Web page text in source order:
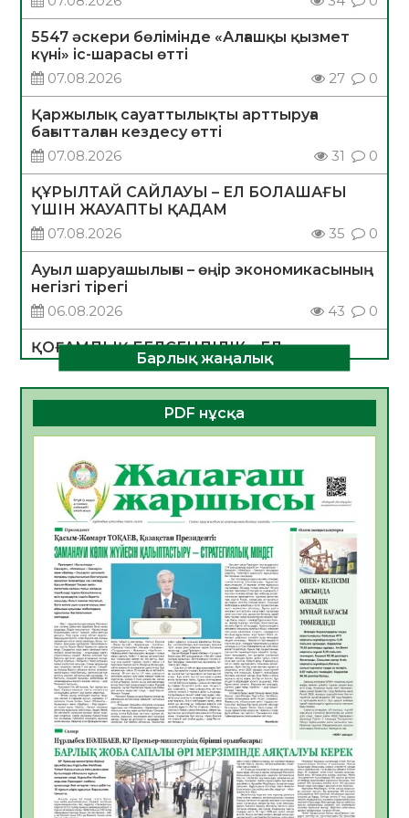
5547 әскери бөлімінде «Алғашқы қызмет
күні» іс-шарасы өтті
07.08.2026
27 0
Қаржылық сауаттылықты арттыруға
бағытталған кездесу өтті
07.08.2026
31 0
ҚҰРЫЛТАЙ САЙЛАУЫ – ЕЛ БОЛАШАҒЫ
ҮШІН ЖАУАПТЫ ҚАДАМ
07.08.2026
35 0
Ауыл шаруашылығы – өңір экономикасының
негізгі тірегі
06.08.2026
43 0
ҚОҒАМДЫҚ БЕЛСЕНДІЛІК – ЕЛ
ДАМУЫНЫҢ НЕГІЗІ
06.08.2026
40 0
ҚҰРЫЛТАЙ САЙЛАУЫ – БОЛАШАҚҚА
06.08.2026
Инфекциялық ауруларға қарсы иммундау
жұмыстарының тиімділігі
06.08.2026
45
Көкжөтел ауруы туралы
06.08.2026
41
АПВ вакцинасы туралы мәлімет
06.08.2026
40
Open Air: Қызылорда облысы полиция
департаменті 20 мыңнан астам
көрерменнің қауіпсіздігін қамтамасыз етті
06.08.2026
54
ҚЫЗЫЛОРДАДА «САНАЛЫ ҰРПАҚ –
ЖАРҚЫН БОЛАШАҚ» АТТЫ КЕҢЕЙТІЛГЕН
Барлық жаңалық
PDF нұсқа